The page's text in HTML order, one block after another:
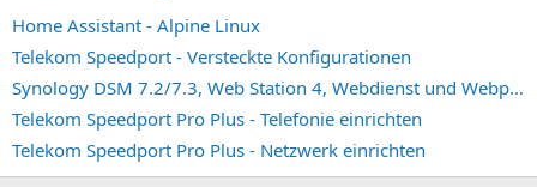
Home Assistant - Alpine Linux
Telekom Speedport - Versteckte Konfigurationen
Synology DSM 7.2/7.3, Web Station 4, Webdienst und Webportal erstellen (ehemals vHost)
Telekom Speedport Pro Plus - Telefonie einrichten
Telekom Speedport Pro Plus - Netzwerk einrichten